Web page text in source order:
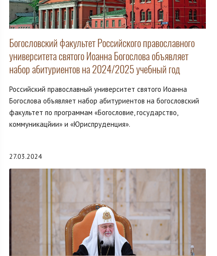
Богословский факультет Российского православного
университета святого Иоанна Богослова объявляет
набор абитуриентов на 2024/2025 учебный год
Российский православный университет святого Иоанна
Богослова объявляет набор абитуриентов на богословский
факультет по программам «Богословие, государство,
коммуникацйии» и «Юриспруденция».
27.03.2024